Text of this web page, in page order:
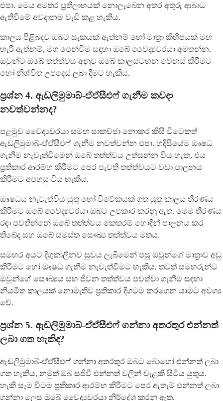
එපා. මෙය අමතර ප්‍රතිලාභයක් නොලැබෙන අතර අතුරු ආබාධ
ඇතිවීමේ අවදානම වැඩි කළ හැකිය.
කාලය පිළිබඳව ඔබට සැකයක් ඇත්නම් හෝ මාත්‍රා කිහිපයක් මඟ
හැරී ඇත්නම්, මග පෙන්වීම සඳහා ඔබේ වෛද්‍යවරයා අමතන්න.
ඔවුන්ට ඔබේ තත්ත්වය අනුව ඔබේ කාලසටහන වෙනස් කිරීමට
හෝ නිශ්චිත උපදෙස් ලබා දීමට හැකිය.
ප්‍රශ්න 4. ඇඩලිමුමාබ්-ඒඒසීඑෆ් ගැනීම කවදා
නවත්වන්නද?
පළමුව වෛද්‍යවරයා සමඟ සාකච්ඡා නොකර කිසි විටෙකත්
ඇඩලිමුමාබ්-ඒඒසීඑෆ් ගැනීම නවත්වන්න එපා. හදිසියේම ඖෂධ
ගැනීම නැවැත්වීමෙන් ඔබේ තත්ත්වය උත්සන්න විය හැක, එය
ප්‍රතිකාර ආරම්භ කිරීමට පෙර පැවති තත්ත්වයට වඩා පාලනය
කිරීමට අපහසු විය හැකිය.
ඖෂධය නැවැත්විය යුතු හෝ විවේකයක් ගත යුතු කාලය තීරණය
කිරීමට ඔබේ වෛද්‍යවරයා ඔබට උපකාර කරනු ඇත. මෙම තීරණය
රඳා පවතින්නේ ඔබේ තත්ත්වය කෙතරම් හොඳින් පාලනය කර
තිබේද සහ ඔබේ සමස්ත සෞඛ්‍ය තත්ත්වය මතය.
සමහර අයට දිගුකාලීනව සුවය ලැබීමෙන් පසු ඔවුන්ගේ මාත්‍රාව අඩු
කිරීමට හෝ ඖෂධ ගැනීම නැවැත්වීමට හැකිය. තවත් සමහරුන්ට
ඔවුන්ගේ සෞඛ්‍යය සහ ජීවන තත්ත්වය පවත්වා ගැනීම සඳහා
නියමිත කාලයක් නොමැතිව ප්‍රතිකාර දිගටම කරගෙන යාමට අවශ්‍ය
වේ.
ප්‍රශ්න 5. ඇඩලිමුමාබ්-ඒඒසීඑෆ් ගන්නා අතරතුර එන්නත්
ලබා ගත හැකිද?
ඇඩලිමුමාබ්-ඒඒසීඑෆ් ගන්නා අතරතුර ඔබට බොහෝ එන්නත් ලබා
ගත හැකිය, නමුත් ඔබ සජීවී එන්නත් වලින් වැළකී සිටිය යුතුය.
හැකි සෑම විටම ප්‍රතිකාර ආරම්භ කිරීමට පෙර ඇතැම් එන්නත් ලබා
ගන්නා ලෙස ඔබේ වෛද්‍යවරයා නිර්දේශ කරනු ඇත.